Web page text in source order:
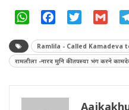
WhatsAppFacebookTwitter
Ramlila - Called Kamadeva
रामलीला -नारद मुनि की तपस्या भंग करने